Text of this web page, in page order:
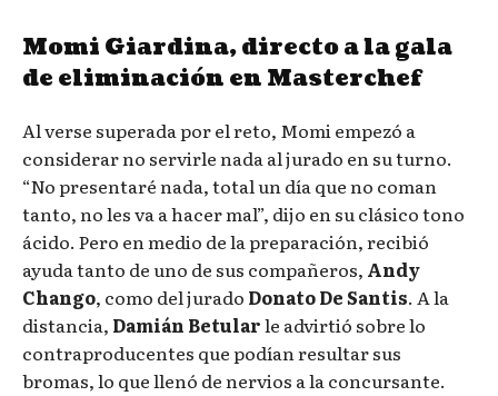
Momi Giardina, directo a la gala
de eliminación en Masterchef
Al verse superada por el reto, Momi empezó a
considerar no servirle nada al jurado en su turno.
“No presentaré nada, total un día que no coman
tanto, no les va a hacer mal”, dijo en su clásico tono
ácido. Pero en medio de la preparación, recibió
ayuda tanto de uno de sus compañeros, Andy
Chango, como del jurado Donato De Santis. A la
distancia, Damián Betularle advirtió sobre lo
contraproducentes que podían resultar sus
bromas, lo que llenó de nervios a la concursante.